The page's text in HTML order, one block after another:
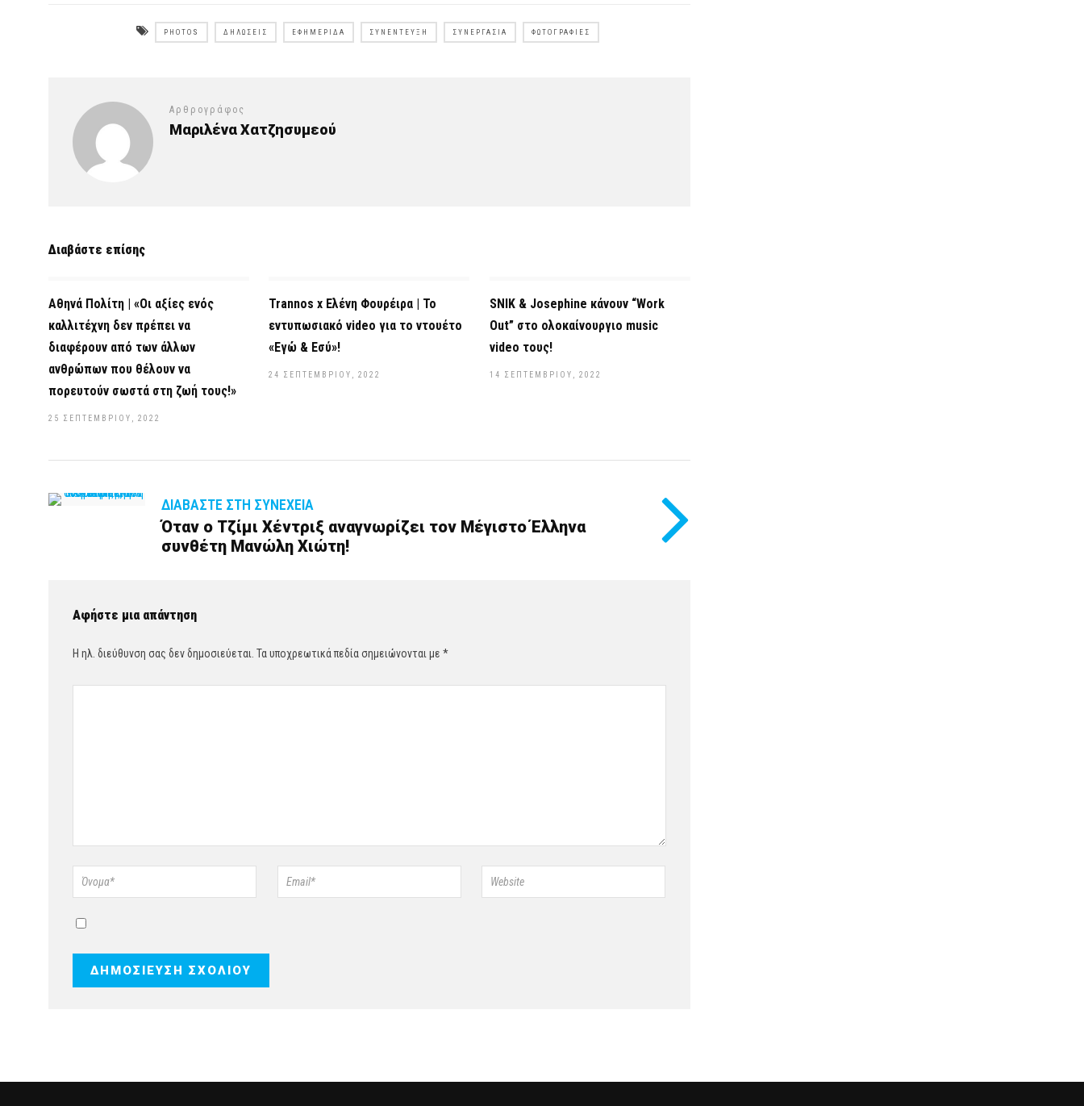
PHOTOS ΔΗΛΏΣΕΙΣ ΕΦΗΜΕΡΊΔΑ ΣΥΝΈΝΤΕΥΞΗ ΣΥΝΕΡΓΑΣΊΑ ΦΩΤΟΓΡΑΦΊΕΣ
Αρθρογράφος
Μαριλένα Χατζησυμεού
Διαβάστε επίσης
Αθηνά Πολίτη | «Οι αξίες ενός
καλλιτέχνη δεν πρέπει να
διαφέρουν από των άλλων
ανθρώπων που θέλουν να
πορευτούν σωστά στη ζωή τους!»
25 ΣΕΠΤΕΜΒΡΊΟΥ, 2022
Trannos x Ελένη Φουρέιρα | Το
εντυπωσιακό video για το ντουέτο
«Εγώ & Εσύ»!
24 ΣΕΠΤΕΜΒΡΊΟΥ, 2022
SNIK & Josephine κάνουν “Work
Out” στο ολοκαίνουργιο music
video τους!
14 ΣΕΠΤΕΜΒΡΊΟΥ, 2022
ΔΙΑΒΆΣΤΕ ΣΤΗ ΣΥΝΈΧΕΙΑ
Όταν ο Τζίμι Χέντριξ αναγνωρίζει τον Μέγιστο Έλληνα
συνθέτη Μανώλη Χιώτη!
Αφήστε μια απάντηση
Η ηλ. διεύθυνση σας δεν δημοσιεύεται. Τα υποχρεωτικά πεδία σημειώνονται με *